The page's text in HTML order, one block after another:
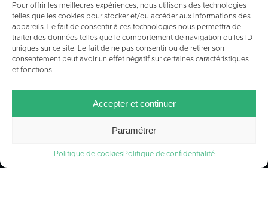
Pour offrir les meilleures expériences, nous utilisons des technologies
telles que les cookies pour stocker et/ou accéder aux informations des
appareils. Le fait de consentir à ces technologies nous permettra de
traiter des données telles que le comportement de navigation ou les ID
uniques sur ce site. Le fait de ne pas consentir ou de retirer son
consentement peut avoir un effet négatif sur certaines caractéristiques
et fonctions.
Accepter et continuer
Paramétrer
Politique de cookiesPolitique de confidentialité
PLAN DU SITE
MENTIONS LÉGALES
CRÉDITS POLITIQUE DE COOKIES (UE)